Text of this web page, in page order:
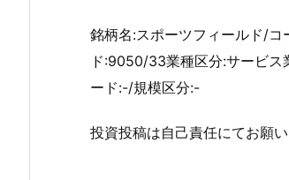
銘柄名:スポーツフィールド/
ド:9050/33業種区分:サービス
ード:-/規模区分:-
投資投稿は自己責任にてお願